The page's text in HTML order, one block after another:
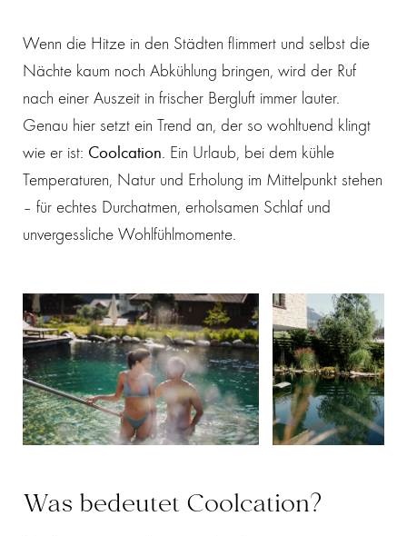
Wenn die Hitze in den Städten flimmert und selbst die
Nächte kaum noch Abkühlung bringen, wird der Ruf
nach einer Auszeit in frischer Bergluft immer lauter.
Genau hier setzt ein Trend an, der so wohltuend klingt
wie er ist: Coolcation. Ein Urlaub, bei dem kühle
Temperaturen, Natur und Erholung im Mittelpunkt stehen
– für echtes Durchatmen, erholsamen Schlaf und
unvergessliche Wohlfühlmomente.
Was bedeutet Coolcation?